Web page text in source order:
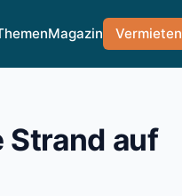
Magazin Vermieten
Strand auf